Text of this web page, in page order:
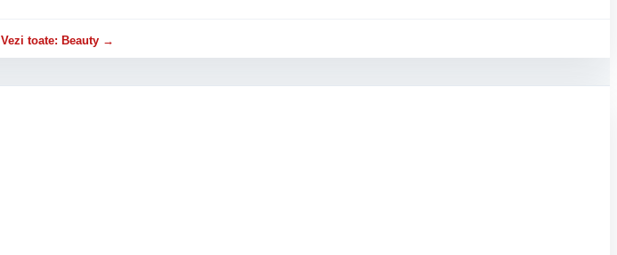
Vezi toate: Beauty →